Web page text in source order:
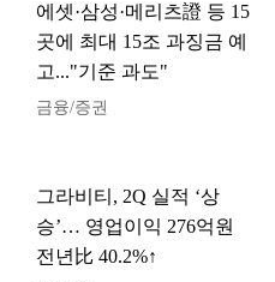
에셋·삼성·메리츠證 등 15
곳에 최대 15조 과징금 예
고..."기준 과도"
금융/증권
그라비티, 2Q 실적 ‘상
승’… 영업이익 276억원
전년比 40.2%↑